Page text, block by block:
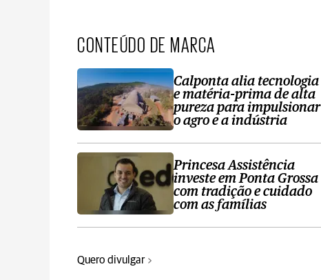
CONTEÚDO DE MARCA
Calponta alia tecnologia
e matéria-prima de alta
pureza para impulsionar
o agro e a indústria
Princesa Assistência
investe em Ponta Grossa
com tradição e cuidado
com as famílias
Quero divulgar